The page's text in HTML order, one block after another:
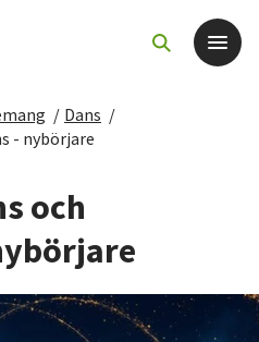
/ Dans /
- nybörjare
och